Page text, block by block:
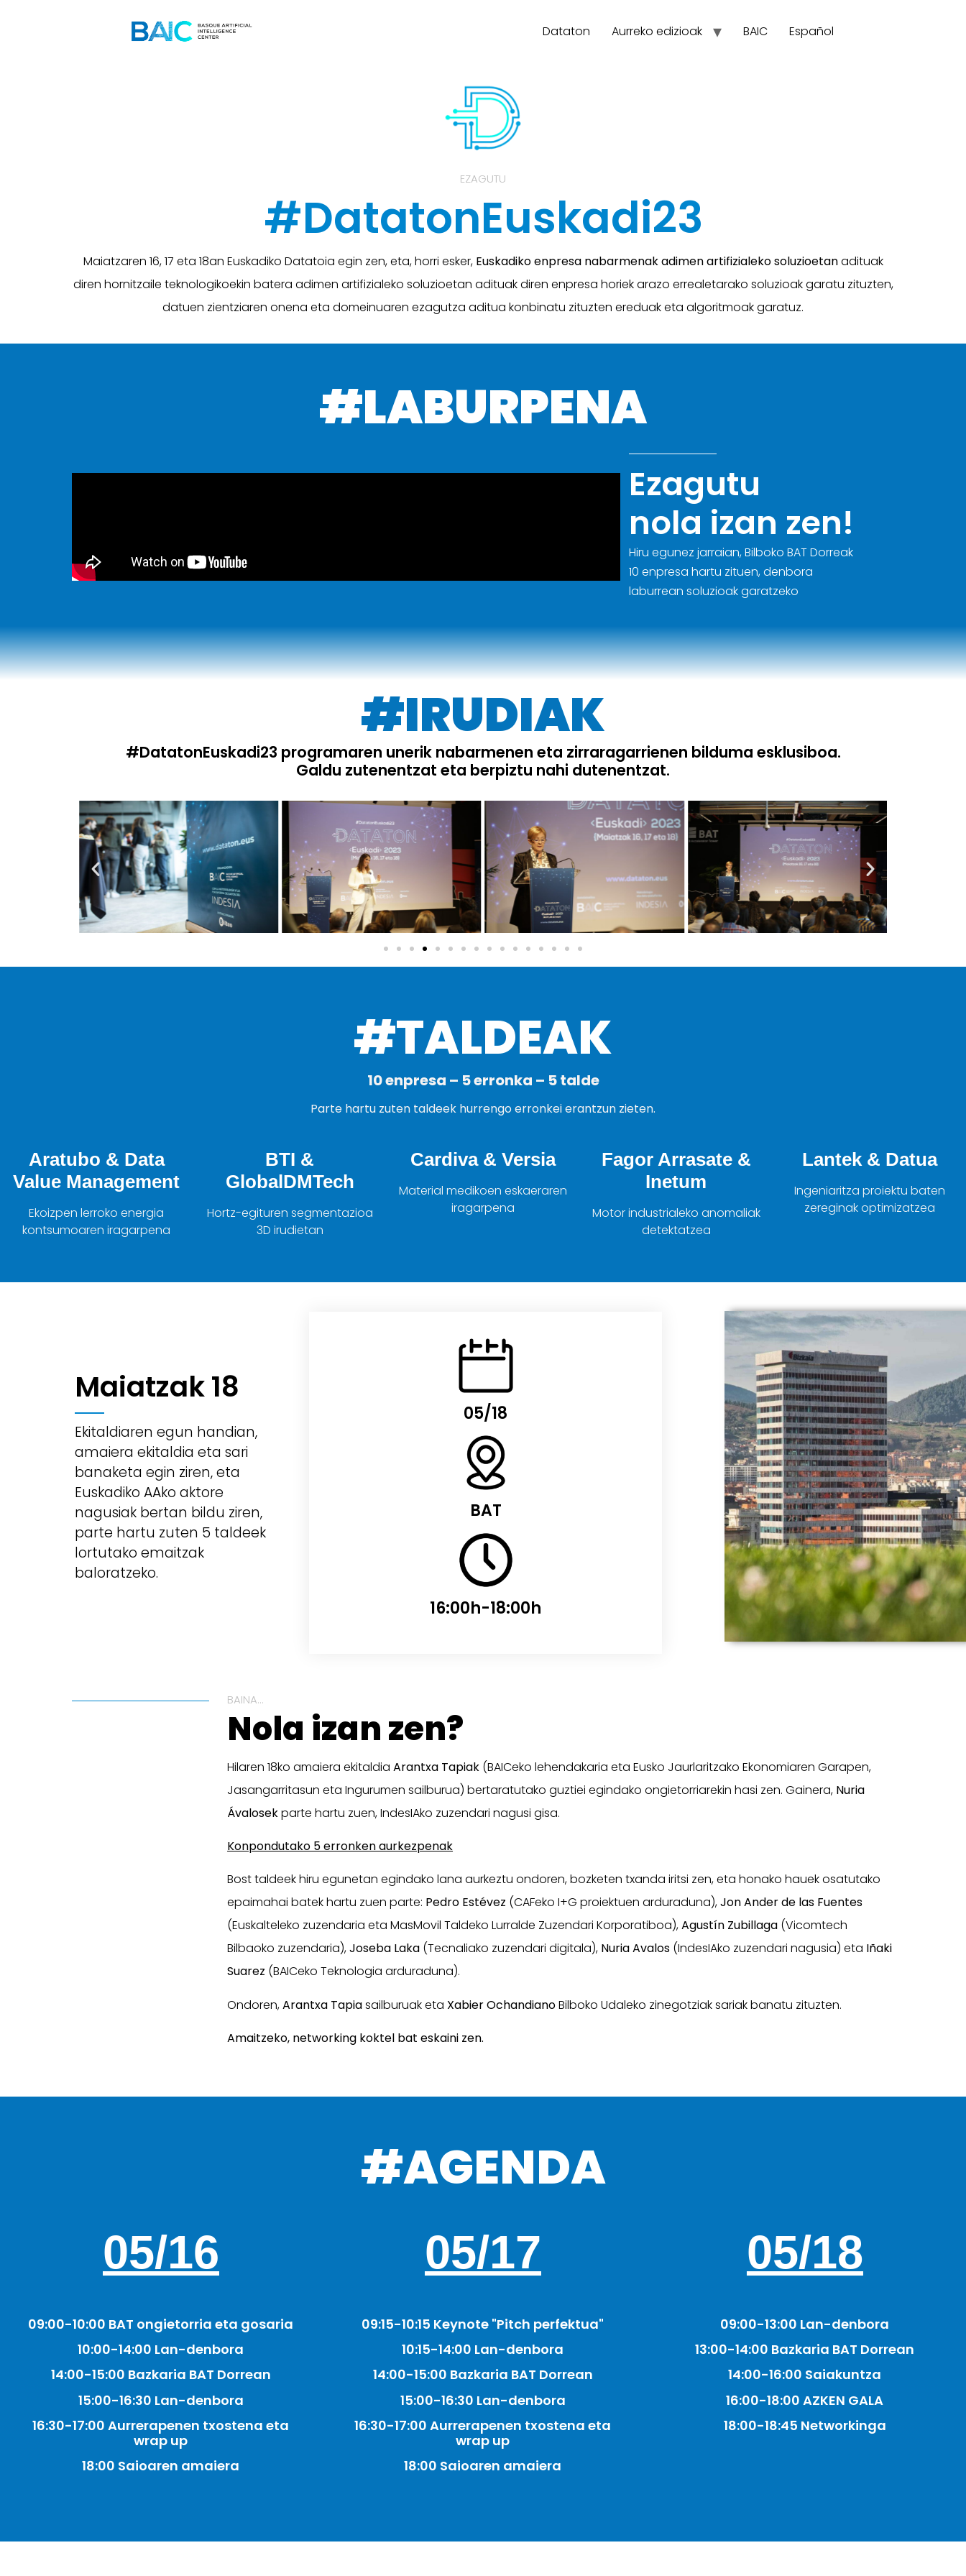
Dataton Aurreko edizioak BAIC Español
EZAGUTU
#DatatonEuskadi23
Maiatzaren 16, 17 eta 18an Euskadiko Datatoia egin zen, eta, horri esker, Euskadiko enpresa nabarmenak adimen artifizialeko soluzioetanadituak
diren hornitzaile teknologikoekin batera adimen artifizialeko soluzioetan adituak diren enpresa horiek arazo errealetarako soluzioak garatu zituzten,
datuen zientziaren onena eta domeinuaren ezagutza aditua konbinatu zituzten ereduak eta algoritmoak garatuz.
#LABURPENA
Ezagutu
nola izan zen!
Hiru egunez jarraian, Bilboko BAT Dorreak
10 enpresa hartu zituen, denbora
laburrean soluzioak garatzeko
#IRUDIAK
#DatatonEuskadi23 programaren unerik nabarmenen eta zirraragarrienen bilduma esklusiboa.
Galdu zutenentzat eta berpiztu nahi dutenentzat.
#TALDEAK
10 enpresa – 5 erronka – 5 talde
Parte hartu zuten taldeek hurrengo erronkei erantzun zieten.
Aratubo & Data
Value Management
Ekoizpen lerroko energia
kontsumoaren iragarpena
BTI &
GlobalDMTech
Hortz-egituren segmentazioa
3D irudietan
Cardiva & Versia
Material medikoen eskaeraren
iragarpena
Fagor Arrasate &
Inetum
Motor industrialeko anomaliak
detektatzea
Lantek & Datua
Ingeniaritza proiektu baten
zereginak optimizatzea
Maiatzak 18
Ekitaldiaren egun handian,
amaiera ekitaldia eta sari
banaketa egin ziren, eta
Euskadiko AAko aktore
nagusiak bertan bildu ziren,
parte hartu zuten 5 taldeek
lortutako emaitzak
baloratzeko.
05/18
BAT
16:00h-18:00h
BAINA...
Nola izan zen?
Hilaren 18ko amaiera ekitaldiaArantxa Tapiak (BAICeko lehendakaria eta Eusko Jaurlaritzako Ekonomiaren Garapen,
Jasangarritasun eta Ingurumen sailburua) bertaratutako guztiei egindako ongietorriarekin hasi zen. Gainera, Nuria
Ávalosekparte hartu zuen, IndesIAko zuzendari nagusi gisa.
Konpondutako 5 erronken aurkezpenak
Bost taldeek hiru egunetan egindako lana aurkeztu ondoren, bozketen txanda iritsi zen, eta honako hauek osatutako
epaimahai batek hartu zuen parte: Pedro Estévez (CAFeko I+G proiektuen arduraduna),Jon Ander de las Fuentes
(Euskalteleko zuzendaria eta MasMovil Taldeko Lurralde Zuzendari Korporatiboa),Agustín Zubillaga (Vicomtech
Bilbaoko zuzendaria),Joseba Laka (Tecnaliako zuzendari digitala), Nuria Avalos (IndesIAko zuzendari nagusia) eta Iñaki
Suarez (BAICeko Teknologia arduraduna).
Ondoren,Arantxa Tapiasailburuak eta Xabier OchandianoBilboko Udaleko zinegotziak sariak banatu zituzten.
Amaitzeko, networking koktel bat eskaini zen.
#AGENDA
05/16
09:00-10:00 BAT ongietorria eta gosaria
10:00-14:00 Lan-denbora
14:00-15:00 Bazkaria BAT Dorrean
15:00-16:30 Lan-denbora
16:30-17:00 Aurrerapenen txostena eta
wrap up
18:00 Saioaren amaiera
05/17
09:15-10:15 Keynote "Pitch perfektua"
10:15-14:00 Lan-denbora
14:00-15:00 Bazkaria BAT Dorrean
15:00-16:30 Lan-denbora
16:30-17:00 Aurrerapenen txostena eta
wrap up
18:00 Saioaren amaiera
05/18
09:00-13:00 Lan-denbora
13:00-14:00 Bazkaria BAT Dorrean
14:00-16:00 Saiakuntza
16:00-18:00 AZKEN GALA
18:00-18:45 Networkinga